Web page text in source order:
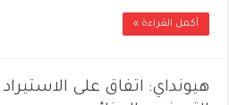
أكمل القراءة »
هيونداي: اتفاق على